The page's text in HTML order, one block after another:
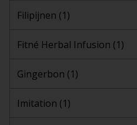
Filipijnen (1)
Fitné Herbal Infusion (1)
Gingerbon (1)
Imitation (1)